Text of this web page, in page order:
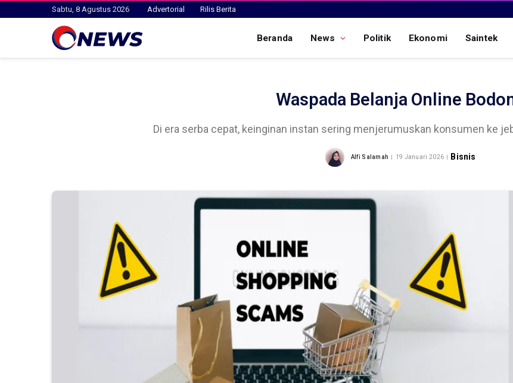
Sabtu, 8 Agustus 2026 Advertorial Rilis Berita
Beranda News Politik Ekonomi Saintek
Waspada Belanja Online
Di era serba cepat, keinginan instan sering menjerumuskan konsumen ke
Alfi Salamah 19 Januari 2026 Bisnis